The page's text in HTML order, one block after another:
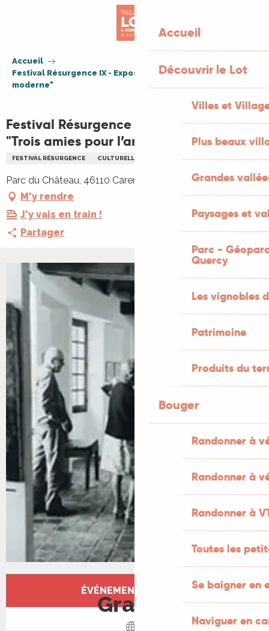
Accueil
Découvrir le Lot
Villes et
Plus beaux
Grandes
Paysages et
Parc -
Quercy
Les vignobles
Patrimoine
Produits du
Bouger
Randonner à
Randonner à
Randonner à
Toutes les
Se baigner en
Naviguer en
Accueil
Festival Résurgence IX - Exposition "Trois amies pour l’art
moderne"
Festival Résurgence IX - Exposition
"Trois amies pour l’art moderne"
FESTIVAL RÉSURGENCE CULTURELLE EXPOSITION ARTS
Parc du Château, 46110 Carennac
M'y rendre
J'y vais en train !
Partager
Ouverture et coordonnées
ÉVÉNEMENT TERMINÉ
Gratuit